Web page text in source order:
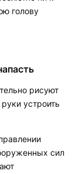
голову
рисуют
устроить
сил